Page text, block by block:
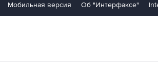
Мобильная версия Об "Интерфаксе"